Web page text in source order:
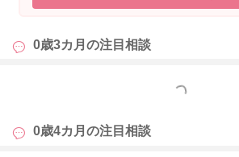
よかったら参考になさってみてください。
どうぞよろしくお願いします。
0歳3カ月の注目相談
もっと見る
0歳4カ月の注目相談